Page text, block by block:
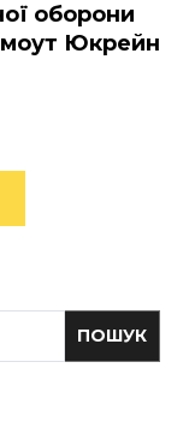
оборони
Юкрейн